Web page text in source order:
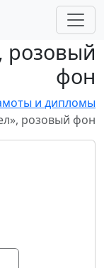
розовый
фон
и дипломы
розовый фон